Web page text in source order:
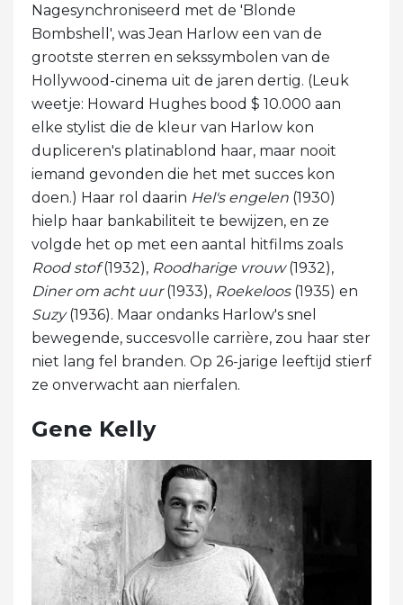
Nagesynchroniseerd met de 'Blonde
Bombshell', was Jean Harlow een van de
grootste sterren en sekssymbolen van de
Hollywood-cinema uit de jaren dertig. (Leuk
weetje: Howard Hughes bood $ 10.000 aan
elke stylist die de kleur van Harlow kon
dupliceren's platinablond haar, maar nooit
iemand gevonden die het met succes kon
doen.) Haar rol daarin Hel's engelen (1930)
hielp haar bankabiliteit te bewijzen, en ze
volgde het op met een aantal hitfilms zoals
Rood stof(1932), Roodharige vrouw(1932),
Diner om acht uur(1933), Roekeloos(1935) en
Suzy(1936). Maar ondanks Harlow's snel
bewegende, succesvolle carrière, zou haar ster
niet lang fel branden. Op 26-jarige leeftijd stierf
ze onverwacht aan nierfalen.
Gene Kelly